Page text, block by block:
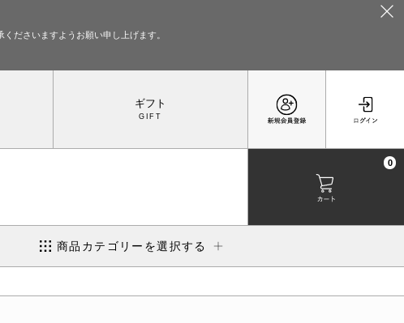
ださいますようお願い申し上げます。
0
ギフト
商品カテゴリーを選択する